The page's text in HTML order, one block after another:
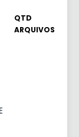
QTD
ARQUIVOS